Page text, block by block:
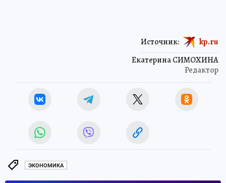
Екатерина СИМОХИНА
Редактор
Источник: kp.ru
ЭКОНОМИКА